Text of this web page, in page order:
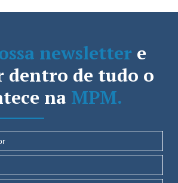
newsletter e
dentro de tudo o
na MPM.